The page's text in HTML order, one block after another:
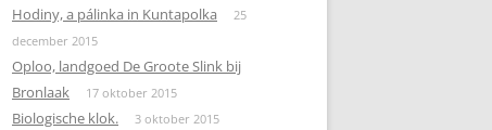
Hodiny, a pálinka in Kuntapolka
25
december 2015
Oploo, landgoed De Groote Slink bij
Bronlaak
17 oktober 2015
Biologische klok. 3 oktober 2015